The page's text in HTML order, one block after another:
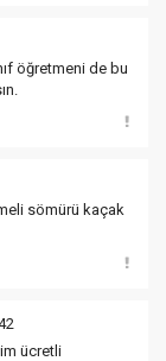
öğretmeni de bu
sömürü kaçak
ücretli